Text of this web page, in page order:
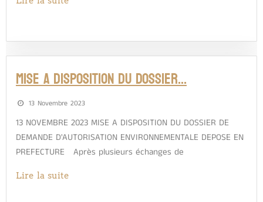
MISE A DISPOSITION DU DOSSIER…
13 Novembre 2023
13 NOVEMBRE 2023 MISE A DISPOSITION DU DOSSIER DE
DEMANDE D'AUTORISATION ENVIRONNEMENTALE DEPOSE EN
PREFECTURE Après plusieurs échanges de
Lire la suite